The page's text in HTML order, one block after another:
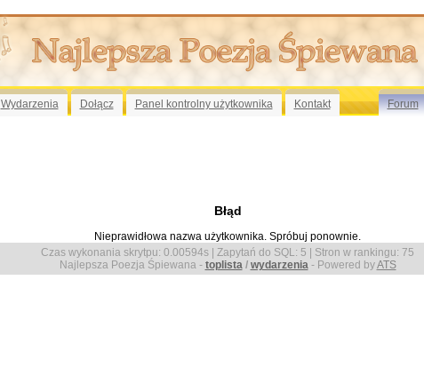
Wydarzenia Dołącz Panel kontrolny użytkownika Kontakt Forum
Błąd
Nieprawidłowa nazwa użytkownika. Spróbuj ponownie.
Czas wykonania skrytpu: 0.00594s | Zapytań do SQL: 5 | Stron w rankingu: 75
Najlepsza Poezja Śpiewana - toplista/ wydarzenia- Powered byATS